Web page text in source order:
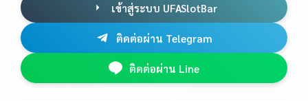
เข้าสู่ระบบ UFASlotBar
ติดต่อผ่าน Telegram
ติดต่อผ่าน Line